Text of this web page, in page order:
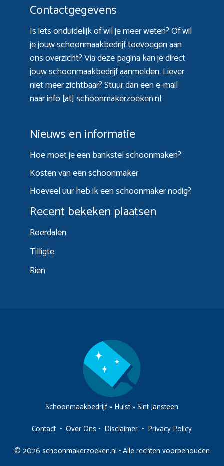
Contactgegevens
Is iets onduidelijk of wil je meer weten? Of wil
je jouw schoonmaakbedrijf toevoegen aan
ons overzicht? Viadeze paginakan je direct
jouw schoonmaakbedrijf aanmelden. Liever
niet meer zichtbaar? Stuur dan een e-mail
naar info [at] schoonmakerzoeken.nl
Nieuws en informatie
Hoe moet je een bankstel schoonmaken?
Kosten van een schoonmaker
Hoeveel uur heb ik een schoonmaker nodig?
Recent bekeken plaatsen
Roerdalen
Tilligte
Rien
Schoonmaakbedrijf» Hulst»Sint Jansteen
Contact • Over Ons • Disclaimer • Privacy Policy
© 2026 schoonmakerzoeken.nl • Alle rechten voorbehouden